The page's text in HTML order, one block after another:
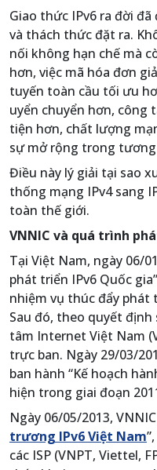
Giao thức IPv6 ra đời
và thách thức đặt ra.
nối không hạn chế mà
hơn, việc mã hóa đơn
tuyến toàn cầu tối ưu
uyển chuyển hơn, công
tiện hơn, chất lượng
sự mở rộng trong tương
Điều này lý giải tại sao
thống mạng IPv4 sang
toàn thế giới.
VNNIC và quá trình
Tại Việt Nam, ngày 06/
phát triển IPv6 Quốc
nhiệm vụ thúc đẩy phát
Sau đó, theo quyết định
tâm Internet Việt Nam
trực ban. Ngày 29/03/
ban hành “Kế hoạch
hiện trong giai đoạn
Ngày 06/05/2013,
trương IPv6 Việt Nam
các ISP (VNPT, Viettel,